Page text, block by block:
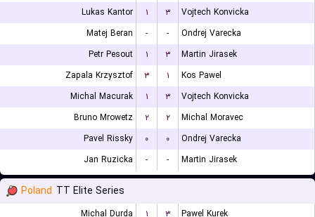
Lukas Kantor
۱ ۳
Vojtech Konvicka
Matej Beran
- -
Ondrej Varecka
Petr Pesout
۱ ۳
Martin Jirasek
Zapala Krzysztof
۳ ۱
Kos Pawel
Michal Macurak
۱ ۳
Vojtech Konvicka
Bruno Mrowetz
۲ ۲
Michal Moravec
Pavel Rissky
۰ ۰
Ondrej Varecka
Jan Ruzicka
- - Martin Jirasek
Poland TT Elite Series
Michal Durda ۱ ۳ Pawel Kurek